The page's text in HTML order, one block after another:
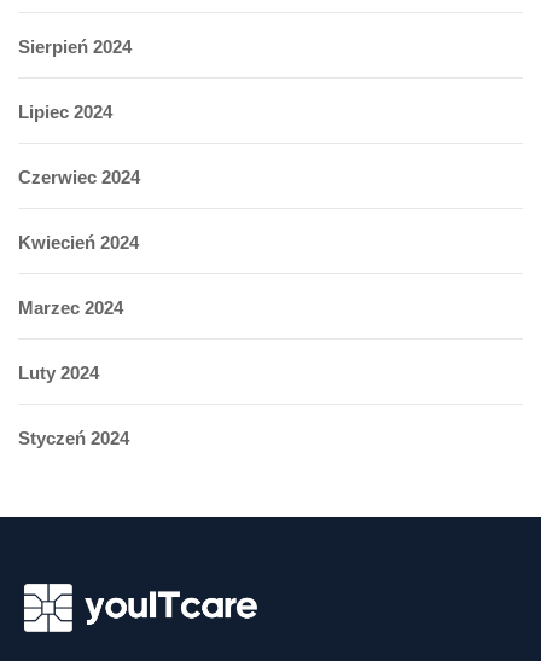
Sierpień 2024
Lipiec 2024
Czerwiec 2024
Kwiecień 2024
Marzec 2024
Luty 2024
Styczeń 2024